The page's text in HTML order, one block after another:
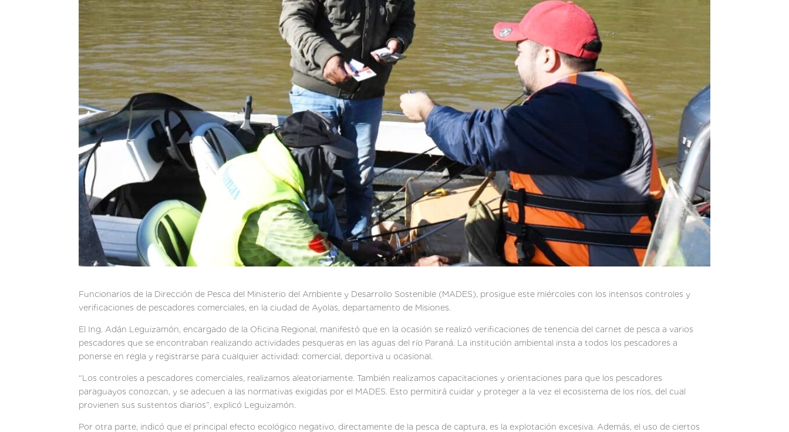
Funcionarios de la Dirección de Pesca del Ministerio del Ambiente y Desarrollo Sostenible (MADES), prosigue este miércoles con los intensos controles y
verificaciones de pescadores comerciales, en la ciudad de Ayolas, departamento de Misiones.
El Ing. Adán Leguizamón, encargado de la Oficina Regional, manifestó que en la ocasión se realizó verificaciones de tenencia del carnet de pesca a varios
pescadores que se encontraban realizando actividades pesqueras en las aguas del río Paraná. La institución ambiental insta a todos los pescadores a
ponerse en regla y registrarse para cualquier actividad: comercial, deportiva u ocasional.
“Los controles a pescadores comerciales, realizamos aleatoriamente. También realizamos capacitaciones y orientaciones para que los pescadores
paraguayos conozcan, y se adecuen a las normativas exigidas por el MADES. Esto permitirá cuidar y proteger a la vez el ecosistema de los ríos, del cual
provienen sus sustentos diarios”, explicó Leguizamón.
Por otra parte, indicó que el principal efecto ecológico negativo, directamente de la pesca de captura, es la explotación excesiva. Además, el uso de ciertos